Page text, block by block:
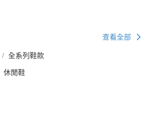
查看全部
全系列鞋款
休閒鞋